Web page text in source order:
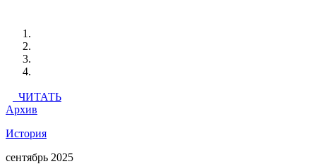
ЧИТАТЬ
Архив
История
сентябрь 2025